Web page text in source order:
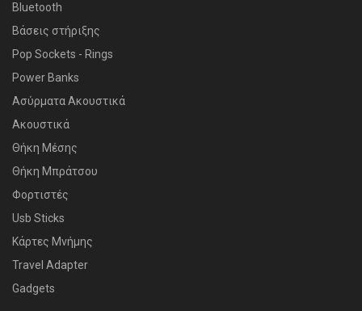
Bluetooth
Bάσεις στήριξης
Pop Sockets - Rings
Power Banks
Ασύρματα Ακουστικά
Ακουστικά
Θήκη Μέσης
Θήκη Μπράτσου
Φορτιστές
Usb Sticks
Κάρτες Μνήμης
Travel Adapter
Gadgets